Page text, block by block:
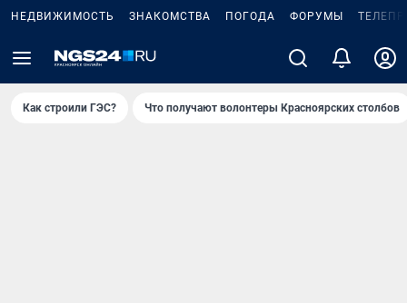
НЕДВИЖИМОСТЬ ЗНАКОМСТВА ПОГОДА ФОРУМЫ
Как строили ГЭС? Что получают волонтеры Красноярских столбов